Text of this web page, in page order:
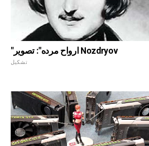
"ارواح مرده": تصویر Nozdryov
تشکیل